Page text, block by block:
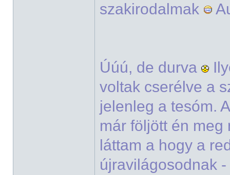
szakirodalmak
Úúú, de durva
voltak cserélve a
jelenleg a tesóm.
már följött én
láttam a hogy a
újravilágosodnak